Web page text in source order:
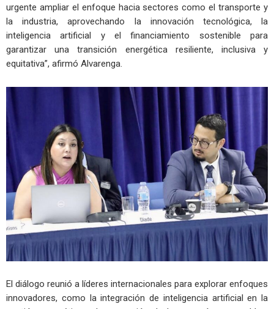
urgente ampliar el enfoque hacia sectores como el transporte y
la industria, aprovechando la innovación tecnológica, la
inteligencia artificial y el financiamiento sostenible para
garantizar una transición energética resiliente, inclusiva y
equitativa”, afirmó Alvarenga.
El diálogo reunió a líderes internacionales para explorar enfoques
innovadores, como la integración de inteligencia artificial en la